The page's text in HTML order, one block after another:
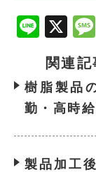
Line
X
関連記
樹脂製品
勤・高時給
製品加工